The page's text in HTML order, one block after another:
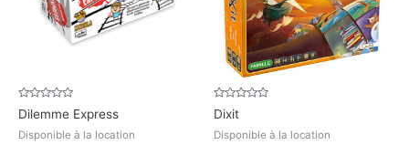
Note
0
5
Dilemme Express
Disponible à la location
Note
0
5
Dixit
Disponible à la location